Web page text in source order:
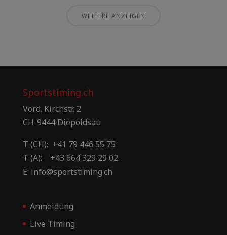
WEITERE ANZEIGEN
Sportstiming.ch
Vord. Kirchstr. 2
CH-9444 Diepoldsau
T (CH): +41 79 446 55 75
T (A): +43 664 329 29 02
E: info@sportstiming.ch
Anmeldung
Live Timing